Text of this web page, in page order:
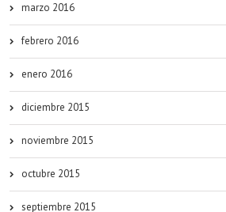
marzo 2016
febrero 2016
enero 2016
diciembre 2015
noviembre 2015
octubre 2015
septiembre 2015